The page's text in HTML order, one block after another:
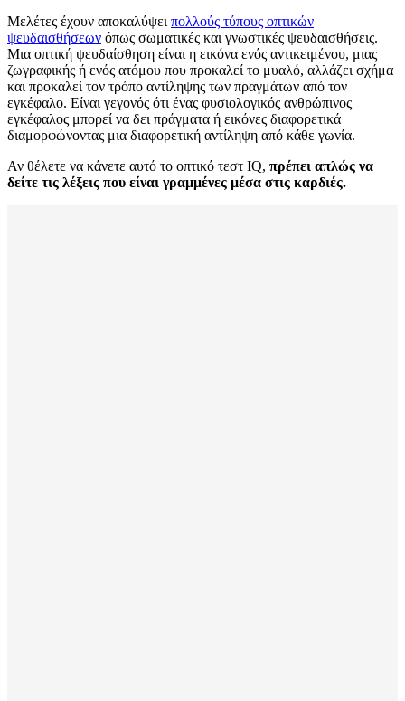
Μελέτες έχουν αποκαλύψει πολλούς τύπους οπτικών
ψευδαισθήσεων όπως σωματικές και γνωστικές ψευδαισθήσεις.
Μια οπτική ψευδαίσθηση είναι η εικόνα ενός αντικειμένου, μιας
ζωγραφικής ή ενός ατόμου που προκαλεί το μυαλό, αλλάζει σχήμα
και προκαλεί τον τρόπο αντίληψης των πραγμάτων από τον
εγκέφαλο. Είναι γεγονός ότι ένας φυσιολογικός ανθρώπινος
εγκέφαλος μπορεί να δει πράγματα ή εικόνες διαφορετικά
διαμορφώνοντας μια διαφορετική αντίληψη από κάθε γωνία.
Αν θέλετε να κάνετε αυτό το οπτικό τεστ IQ, πρέπει απλώς να
δείτε τις λέξεις που είναι γραμμένες μέσα στις καρδιές.